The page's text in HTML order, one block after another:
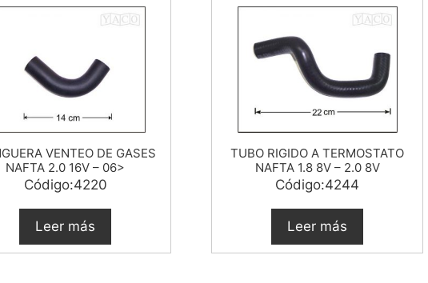
VENTEO DE GASES
NAFTA 2.0 16V – 06>
Código:4220
Leer más
TUBO RIGIDO A TERMOSTATO
NAFTA 1.8 8V – 2.0 8V
Código:4244
Leer más